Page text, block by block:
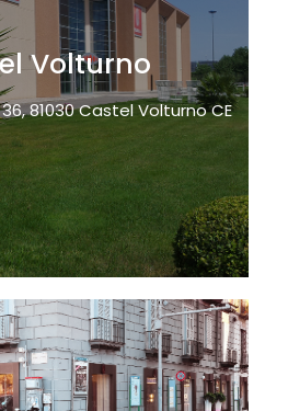
Volturno
81030 Castel Volturno CE